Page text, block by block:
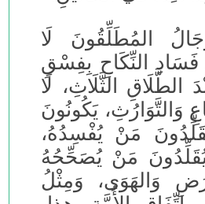
المُطَلِّقُونَ لَا
النِّكَاحِ بِفِسْقِ
الطَّلَاقِ الثَّلَاثِ، لَا
وَالتَّوَارُثِ، يَكُونُونَ
مَنْ يُفْسِدُهُ،
مَنْ يُصَحِّحُهُ
وَالهَوَى، وَمِثْلُ